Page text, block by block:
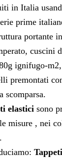
in Italia
prime
portante
cuscini
ignifugo-
premontati
scomparsa.
elastici sono
misure , nei